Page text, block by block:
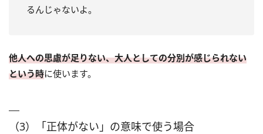
るんじゃないよ。
他人への思慮が足りない、大人としての分別が感じられない
という時に使います。
（3）「正体がない」の意味で使う場合